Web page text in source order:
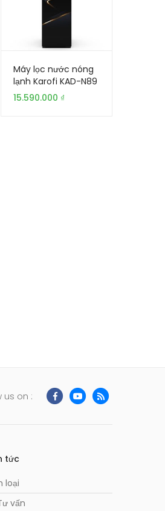
Máy lọc nước nóng
lạnh Karofi KAD-N89
| Gia Khang
15.590.000 ₫
us on :
tức
loại
vấn